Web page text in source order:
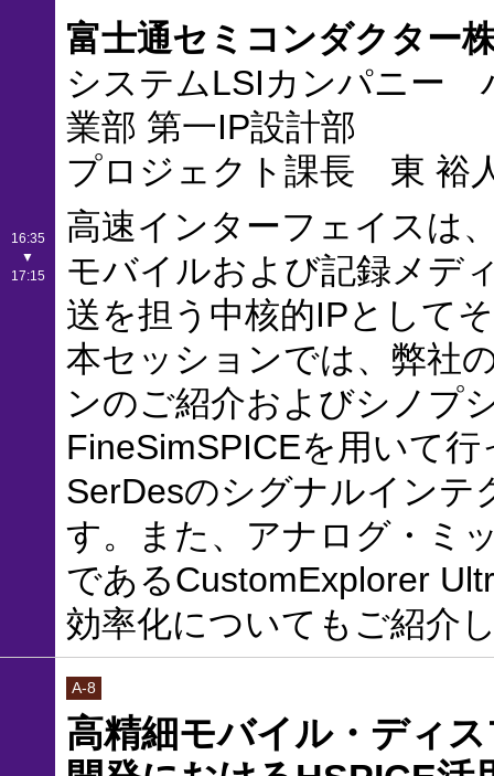
16:35
▼
17:15
富士通セミコンダクター
システムLSIカンパニー
業部 第一IP設計部
プロジェクト課長 東 裕
高速インターフェイスは
モバイルおよび記録メデ
送を担う中核的IPとして
本セッションでは、弊社
ンのご紹介およびシノプ
FineSimSPICEを用いて
SerDesのシグナルインテ
す。また、アナログ・ミ
であるCustomExplorer
効率化についてもご紹介
A-8
高精細モバイル・ディ